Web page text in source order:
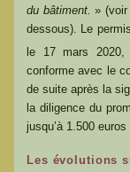
du bâtiment.»
dessous). Le
le 17 mars 2020,
conforme avec le
de suite après la
la diligence du
jusqu’à 1.500
Les évolutions